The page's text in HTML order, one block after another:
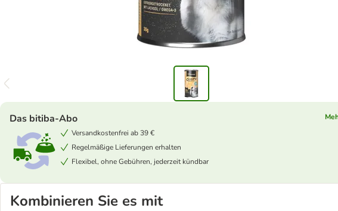
Das bitiba-Abo
Versandkostenfrei ab 39 €
Regelmäßige Lieferungen erhalten
Flexibel, ohne Gebühren, jederzeit kündbar
Kombinieren Sie es mit